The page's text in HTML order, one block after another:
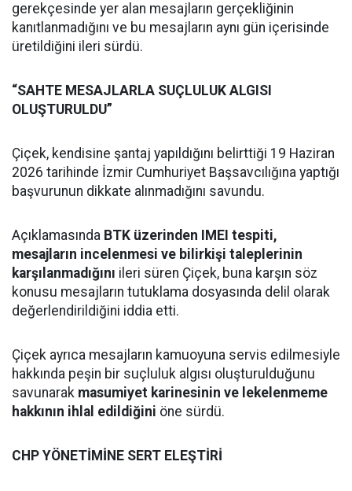
gerekçesinde yer alan mesajların gerçekliğinin
kanıtlanmadığını ve bu mesajların aynı gün içerisinde
üretildiğini ileri sürdü.
“SAHTE MESAJLARLA SUÇLULUK ALGISI
OLUŞTURULDU”
Çiçek, kendisine şantaj yapıldığını belirttiği 19 Haziran
2026 tarihinde İzmir Cumhuriyet Başsavcılığına yaptığı
başvurunun dikkate alınmadığını savundu.
Açıklamasında BTK üzerinden IMEI tespiti,
mesajların incelenmesi ve bilirkişi taleplerinin
karşılanmadığını ileri süren Çiçek, buna karşın söz
konusu mesajların tutuklama dosyasında delil olarak
değerlendirildiğini iddia etti.
Çiçek ayrıca mesajların kamuoyuna servis edilmesiyle
hakkında peşin bir suçluluk algısı oluşturulduğunu
savunarak masumiyet karinesinin ve lekelenmeme
hakkının ihlal edildiğini öne sürdü.
CHP YÖNETİMİNE SERT ELEŞTİRİ